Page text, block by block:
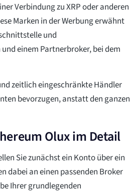
Verbindung zu XRP oder anderen
Marken in der Werbung erwähnt
und
einem Partnerbroker, bei dem
zeitlich eingeschränkte Händler
bevorzugen, anstatt den ganzen
Olux im Detail
Sie zunächst ein Konto über ein
dabei an einen passenden Broker
Ihrer grundlegenden